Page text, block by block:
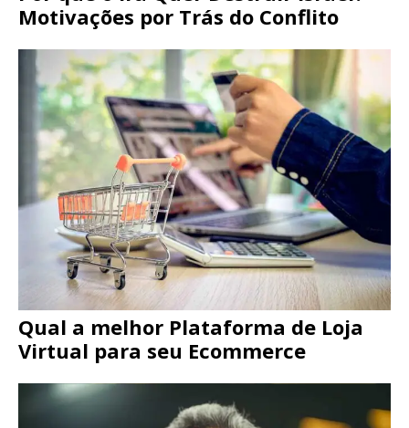
Motivações por Trás do Conflito
Qual a melhor Plataforma de Loja
Virtual para seu Ecommerce